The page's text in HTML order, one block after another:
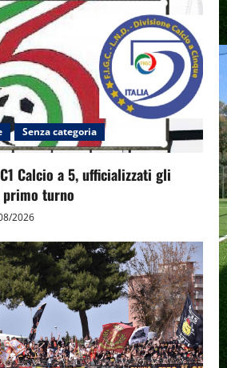
Senza categoria
Calcio a 5, ufficializzati gli
primo turno
2026